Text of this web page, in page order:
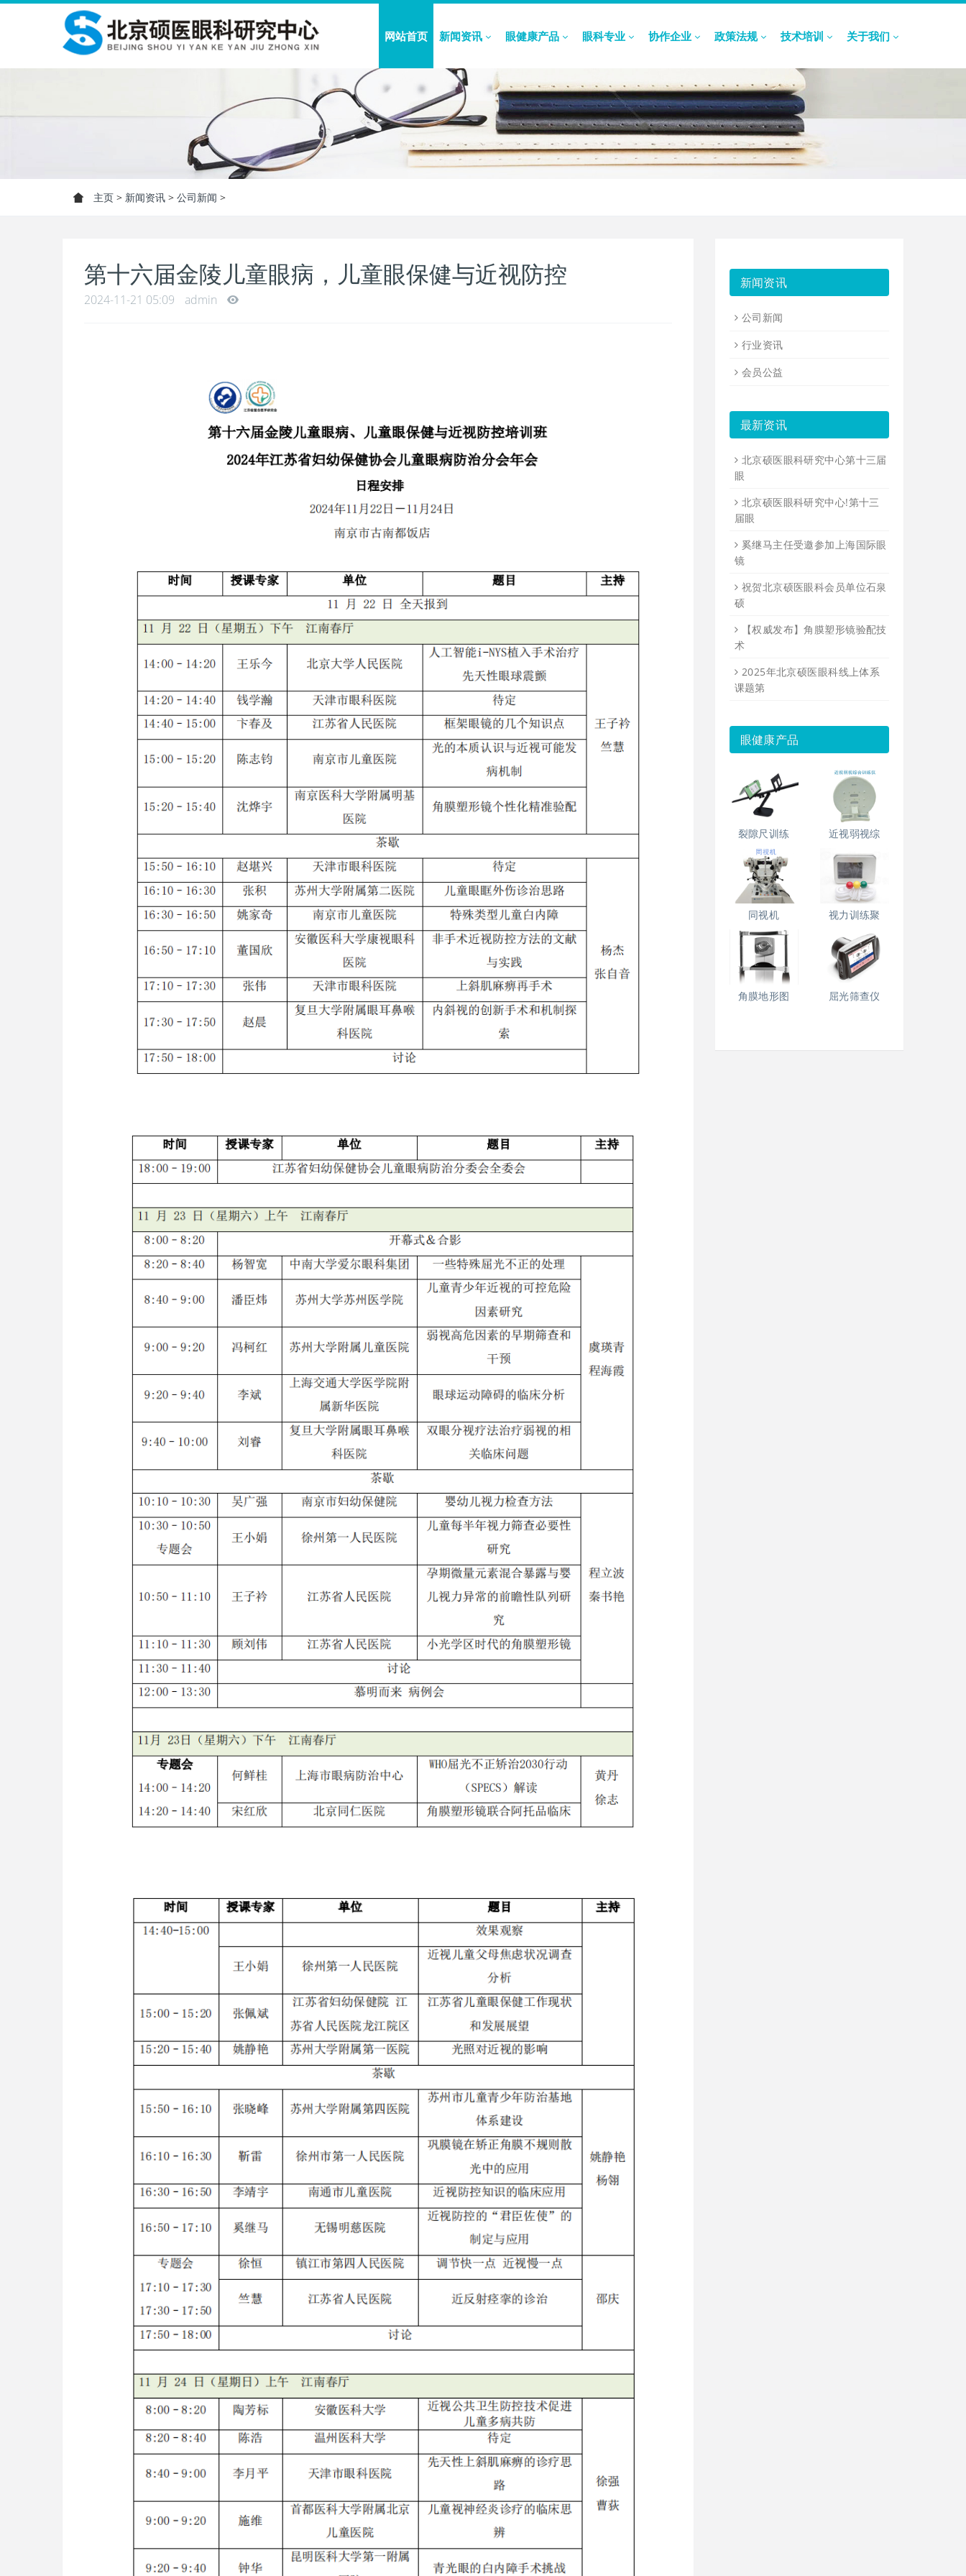
网站首页 新闻资讯 眼健康产品 眼科专业 协作企业 政策法规 技术培训 关于我们
主页 > 新闻资讯 > 公司新闻 >
第十六届金陵儿童眼病，儿童眼保健与近视防控
2024-11-21 05:09 admin
新闻资讯
公司新闻
行业资讯
会员公益
最新资讯
北京硕医眼科研究中心第十三届
眼
北京硕医眼科研究中心!第十三
届眼
奚继马主任受邀参加上海国际眼
镜
祝贺北京硕医眼科会员单位石泉
硕
【权威发布】角膜塑形镜验配技
术
2025年北京硕医眼科线上体系
课题第
眼健康产品
裂隙尺训练 近视弱视综
同视机 视力训练聚
角膜地形图 屈光筛查仪